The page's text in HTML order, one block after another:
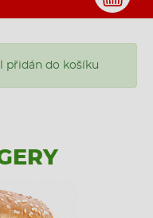
přidán do košíku